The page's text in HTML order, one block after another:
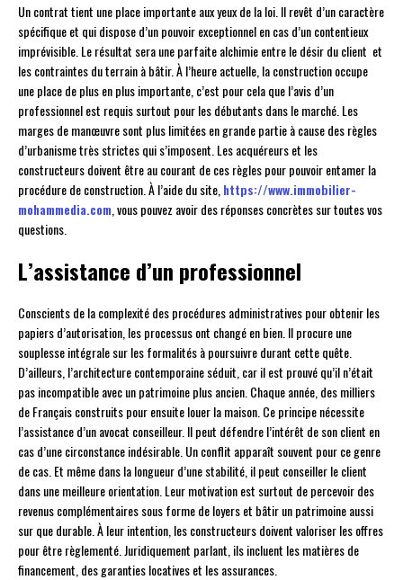
Un contrat tient une place importante aux yeux de la loi. Il revêt d’un caractère
spécifique et qui dispose d’un pouvoir exceptionnel en cas d’un contentieux
imprévisible. Le résultat sera une parfaite alchimie entre le désir du client et
les contraintes du terrain à bâtir. À l’heure actuelle, la construction occupe
une place de plus en plus importante, c’est pour cela que l’avis d’un
professionnel est requis surtout pour les débutants dans le marché. Les
marges de manœuvre sont plus limitées en grande partie à cause des règles
d’urbanisme très strictes qui s’imposent. Les acquéreurs et les
constructeurs doivent être au courant de ces règles pour pouvoir entamer la
procédure de construction. À l’aide du site, https://www.immobilier-
mohammedia.com , vous pouvez avoir des réponses concrètes sur toutes vos
questions.
L’assistance d’un professionnel
Conscients de la complexité des procédures administratives pour obtenir les
papiers d’autorisation, les processus ont changé en bien. Il procure une
souplesse intégrale sur les formalités à poursuivre durant cette quête.
D’ailleurs, l’architecture contemporaine séduit, car il est prouvé qu’il n’était
pas incompatible avec un patrimoine plus ancien. Chaque année, des milliers
de Français construits pour ensuite louer la maison. Ce principe nécessite
l’assistance d’un avocat conseilleur. Il peut défendre l’intérêt de son client en
cas d’une circonstance indésirable. Un conflit apparaît souvent pour ce genre
de cas. Et même dans la longueur d’une stabilité, il peut conseiller le client
dans une meilleure orientation. Leur motivation est surtout de percevoir des
revenus complémentaires sous forme de loyers et bâtir un patrimoine aussi
sur que durable. À leur intention, les constructeurs doivent valoriser les offres
pour être règlementé. Juridiquement parlant, ils incluent les matières de
financement, des garanties locatives et les assurances.